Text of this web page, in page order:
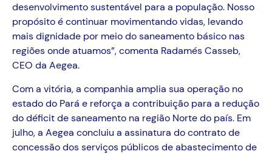
desenvolvimento sustentável para a população. Nosso
propósito é continuar movimentando vidas, levando
mais dignidade por meio do saneamento básico nas
regiões onde atuamos”, comenta Radamés Casseb,
CEO da Aegea.
Com a vitória, a companhia amplia sua operação no
estado do Pará e reforça a contribuição para a redução
do déficit de saneamento na região Norte do país. Em
julho, a Aegea concluiu a assinatura do contrato de
concessão dos serviços públicos de abastecimento de